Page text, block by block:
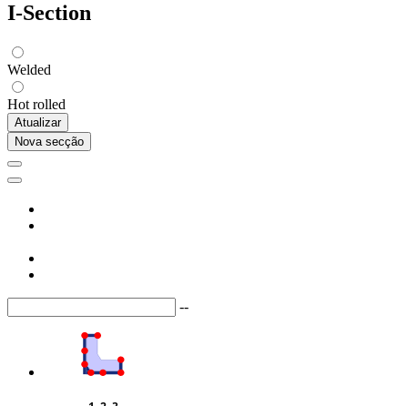
I-Section
Welded
Hot rolled
Atualizar
Nova secção
--